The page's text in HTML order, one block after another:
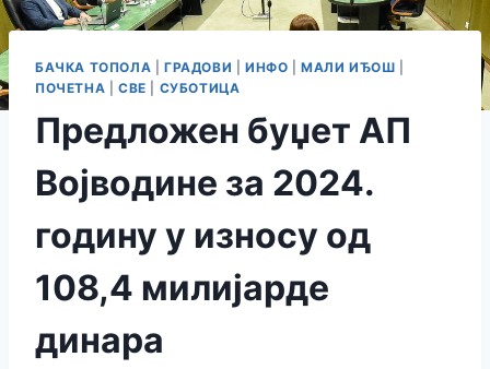
БАЧКА ТОПОЛА ГРАДОВИ ИНФО |МАЛИ ИЂОШ
ПОЧЕТНА
СВЕ СУБОТИЦА
Предложен буџет АП
Војводине за 2024.
годину у износу од
108,4 милијарде
динара